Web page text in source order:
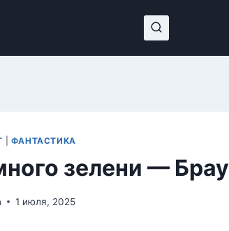
ФАНТАСТИКА
зелени —
1 июля, 2025